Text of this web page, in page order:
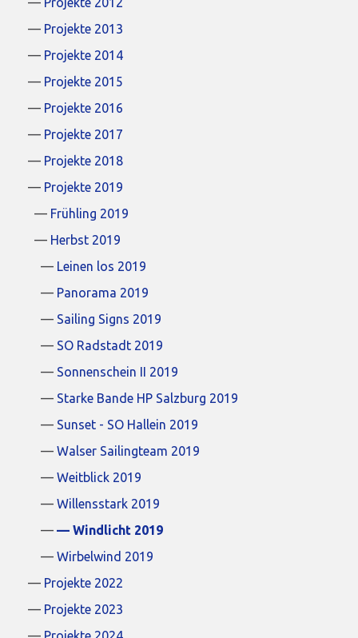
Projekte 2013
Projekte 2014
Projekte 2015
Projekte 2016
Projekte 2017
Projekte 2018
Projekte 2019
Frühling 2019
Herbst 2019
Leinen los 2019
Panorama 2019
Sailing Signs 2019
SO Radstadt 2019
Sonnenschein II 2019
Starke Bande HP Salzburg 2019
Sunset - SO Hallein 2019
Walser Sailingteam 2019
Weitblick 2019
Willensstark 2019
Windlicht 2019
Wirbelwind 2019
Projekte 2022
Projekte 2023